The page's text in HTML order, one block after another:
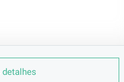
detalhes